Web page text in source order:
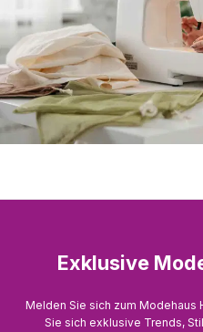
Exklusive
Melden Sie sich zum Modehaus
Sie sich exklusive Trends,